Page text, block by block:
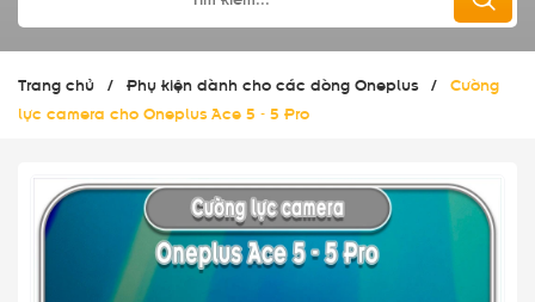
Trang chủ / Phụ kiện dành cho các dòng Oneplus / Cường
lực camera cho Oneplus Ace 5 - 5 Pro